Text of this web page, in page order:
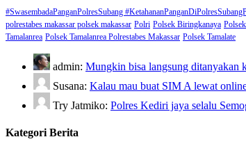
#SwasembadaPanganPolresSubang
polrestabes makassar polsek makassar Polri Polsek Biringkanaya
Tamalanrea Polsek Tamalanrea Polrestabes Makassar Polsek Tamalate
admin: Mungkin bisa langsung ditanyakan
Susana: Kalau mau buat SIM A lewat
Try Jatmiko: Polres Kediri jaya selalu
Kategori Berita